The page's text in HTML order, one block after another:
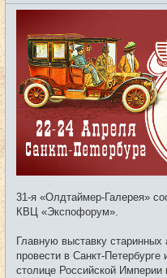
31-я «Олдтаймер-Галерея»
КВЦ «Экспофорум».
Главную выставку
провести в Санкт-
столице Российской Империи